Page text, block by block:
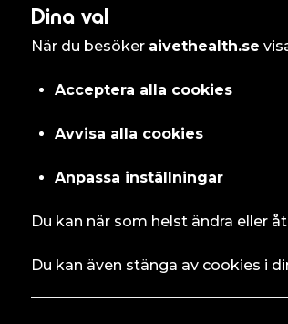
Dina val
När du besöker aivethealth.se
Acceptera alla cookies
Avvisa alla cookies
Anpassa inställningar
Du kan när som helst ändra eller
Du kan även stänga av cookies i